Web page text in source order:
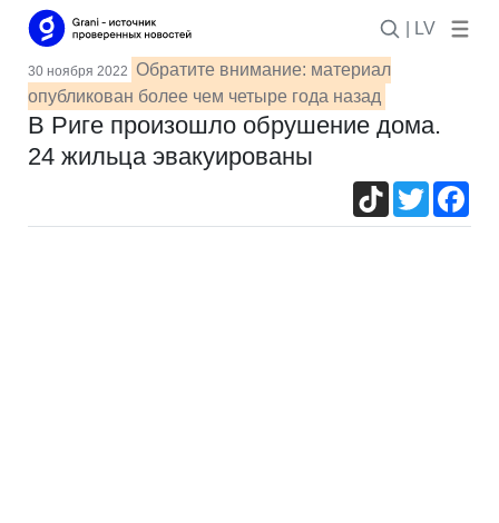
| LV
30 ноября 2022 Обратите внимание: материал
опубликован более чем четыре года назад
В Риге произошло обрушение дома.
24 жильца эвакуированы
TikTokTwitter